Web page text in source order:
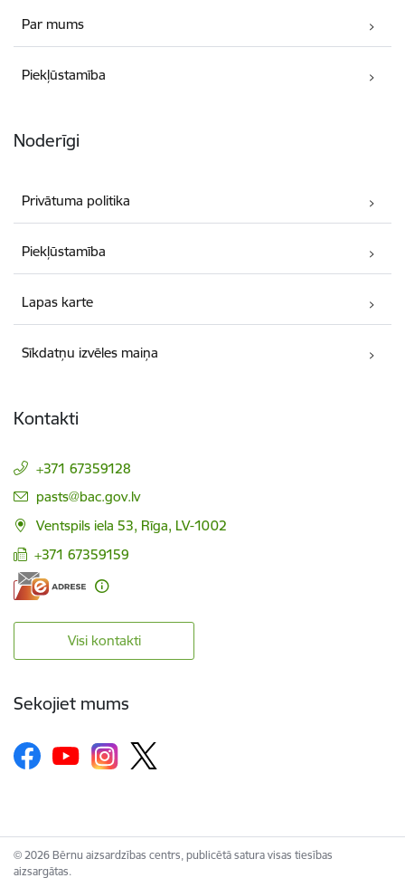
Par mums
Piekļūstamība
Noderīgi
Privātuma politika
Piekļūstamība
Lapas karte
Sīkdatņu izvēles maiņa
Kontakti
+371 67359128
E-pasts:
pasts@bac.gov.lv
Ventspils iela 53, Rīga, LV-1002
+371 67359159
Visi kontakti
Sekojiet mums
© 2026 Bērnu aizsardzības centrs, publicētā satura visas tiesības
aizsargātas.